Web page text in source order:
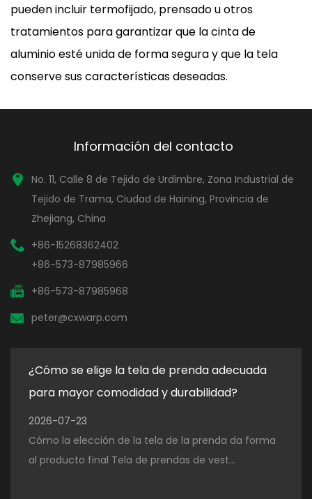
pueden incluir termofijado, prensado u otros
tratamientos para garantizar que la cinta de
aluminio esté unida de forma segura y que la tela
conserve sus características deseadas.
Información del contacto
No. 11, Calle 8 de Tejido de Urdimbre, Zona Industrial de
Tejido de Trama, Ciudad de Haining, Provincia de
Zhejiang, China
+86-15268362402
+86-573-87985966
+86-573-87985968
peter@cxwarp.com
¿Cómo se elige la tela de prenda adecuada
para mayor comodidad y durabilidad?
2026-07-23
Cómo la elección de la tela de la prenda da forma
al producto final Tela de prendas de vest...